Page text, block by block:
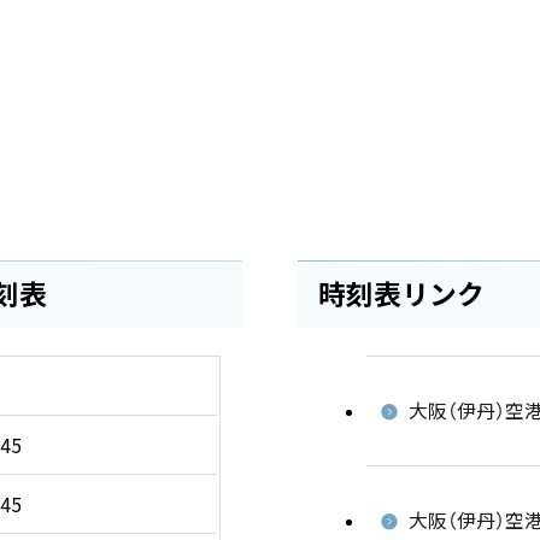
表 時刻表リンク
大阪（伊丹）空
大阪（伊丹）空